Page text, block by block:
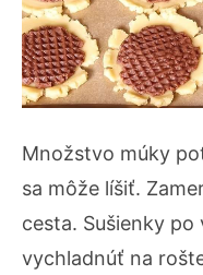
Množstvo múky
sa môže líšiť.
cesta. Sušienky
vychladnúť na